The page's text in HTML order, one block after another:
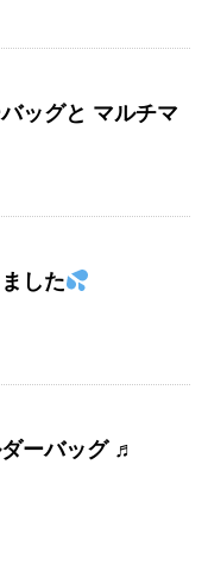
ッグと マルチマ
した
ーバッグ ♬